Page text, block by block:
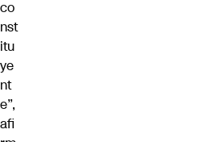
co
nst
itu
ye
nt
e”,
afi